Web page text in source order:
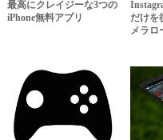
最高にクレイジーな3つの
iPhone無料アプリ
だけを
メラロ